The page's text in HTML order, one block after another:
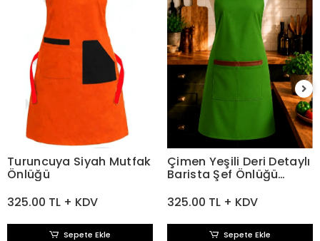
Turuncuya Siyah Mutfak
Önlüğü
325.00 TL + KDV
Sepete Ekle
Çimen Yeşili Deri Detaylı
Barista Şef Önlüğü
325.00 TL + KDV
Sepete Ekle